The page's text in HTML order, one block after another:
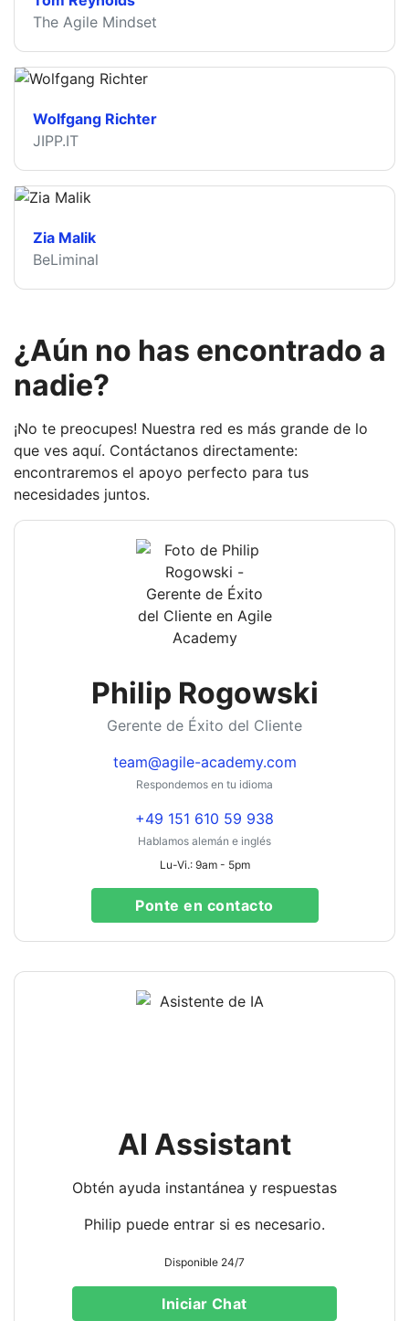
The Agile Mindset
Wolfgang Richter
JIPP.IT
Zia Malik
BeLiminal
¿Aún no has encontrado a
nadie?
¡No te preocupes! Nuestra red es más grande de lo
que ves aquí. Contáctanos directamente:
encontraremos el apoyo perfecto para tus
necesidades juntos.
Philip Rogowski
Gerente de Éxito del Cliente
team@agile-academy.com
Respondemos en tu idioma
+49 151 610 59 938
Hablamos alemán e inglés
Lu-Vi.: 9am - 5pm
Ponte en contacto
AI Assistant
Obtén ayuda instantánea y respuestas
Philip puede entrar si es necesario.
Disponible 24/7
Iniciar Chat